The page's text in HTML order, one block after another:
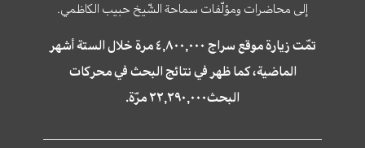
إلى محاضرات ومؤلّفات سماحة الشّيخ حبيب الكاظمي.
تمّت زيارة موقع سراج ٤,٨٠٠,٠٠٠ مرة خلال الستة أشهر
الماضية، كما ظهر في نتائج البحث في محركات
البحث٢٢,٢٩٠,٠٠٠ مرّة.